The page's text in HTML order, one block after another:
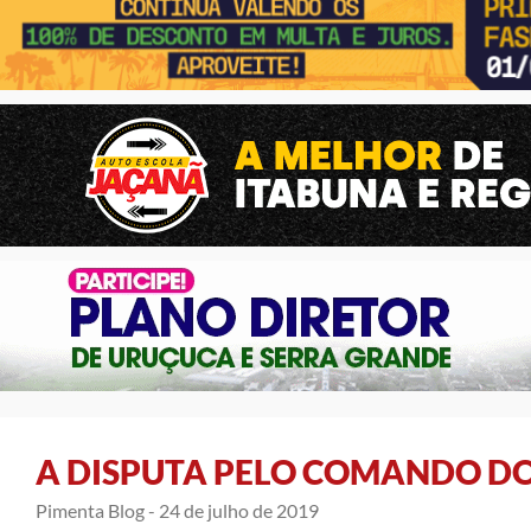
A DISPUTA PELO COMANDO
Pimenta Blog - 24 de julho de 2019